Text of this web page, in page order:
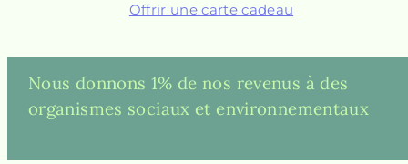
Offrir une carte cadeau
Nous donnons 1% de nos revenus à des
organismes sociaux et environnementaux